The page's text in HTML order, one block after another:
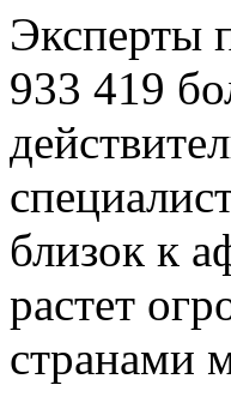
Эксперты
933 419
близок к
растет
странами